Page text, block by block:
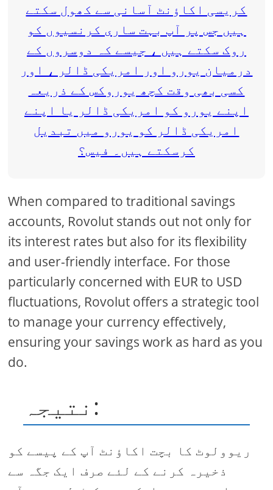
When compared to traditional savings
accounts, Rovolut stands out not only for
its interest rates but also for its flexibility
and user-friendly interface. For those
particularly concerned with EUR to USD
fluctuations, Rovolut offers a strategic tool
to manage your currency effectively,
ensuring your savings work as hard as you
do.
نتیجہ:
ریوولوٹ کا بچت اکاؤنٹ آپ کے پیسے کو
ذخیرہ کرنے کے لئے صرف ایک جگہ سے